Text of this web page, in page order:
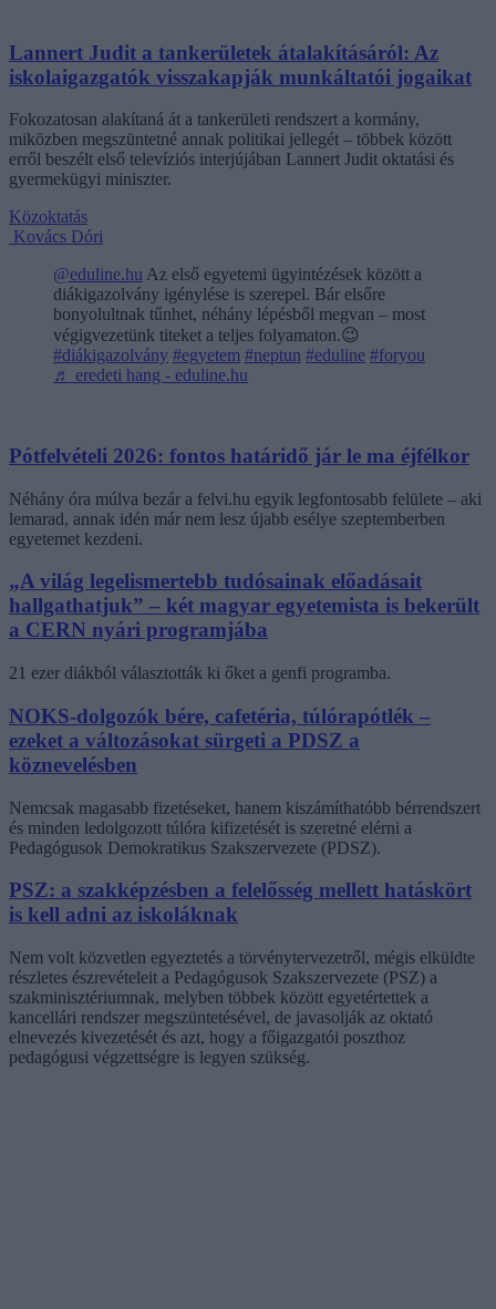
Lannert Judit a tankerületek átalakításáról: Az
iskolaigazgatók visszakapják munkáltatói jogaikat
Fokozatosan alakítaná át a tankerületi rendszert a kormány,
miközben megszüntetné annak politikai jellegét – többek között
erről beszélt első televíziós interjújában Lannert Judit oktatási és
gyermekügyi miniszter.
Közoktatás
Kovács Dóri
@eduline.hu Az első egyetemi ügyintézések között a
diákigazolvány igénylése is szerepel. Bár elsőre
bonyolultnak tűnhet, néhány lépésből megvan – most
végigvezetünk titeket a teljes folyamaton.😉
#diákigazolvány #egyetem #neptun #eduline #foryou
♬ eredeti hang - eduline.hu
Pótfelvételi 2026: fontos határidő jár le ma éjfélkor
Néhány óra múlva bezár a felvi.hu egyik legfontosabb felülete – aki
lemarad, annak idén már nem lesz újabb esélye szeptemberben
egyetemet kezdeni.
„A világ legelismertebb tudósainak előadásait
hallgathatjuk” – két magyar egyetemista is bekerült
a CERN nyári programjába
21 ezer diákból választották ki őket a genfi programba.
NOKS-dolgozók bére, cafetéria, túlórapótlék –
ezeket a változásokat sürgeti a PDSZ a
köznevelésben
Nemcsak magasabb fizetéseket, hanem kiszámíthatóbb bérrendszert
és minden ledolgozott túlóra kifizetését is szeretné elérni a
Pedagógusok Demokratikus Szakszervezete (PDSZ).
PSZ: a szakképzésben a felelősség mellett hatáskört
is kell adni az iskoláknak
Nem volt közvetlen egyeztetés a törvénytervezetről, mégis elküldte
részletes észrevételeit a Pedagógusok Szakszervezete (PSZ) a
szakminisztériumnak, melyben többek között egyetértettek a
kancellári rendszer megszüntetésével, de javasolják az oktató
elnevezés kivezetését és azt, hogy a főigazgatói poszthoz
pedagógusi végzettségre is legyen szükség.